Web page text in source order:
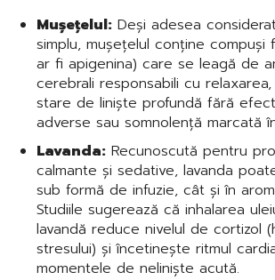
Mușețelul: Deși adesea
simplu, mușețelul conține compuși
ar fi apigenina) care se leagă de
cerebrali responsabili cu
stare de liniște profundă fără
adverse sau somnolență marcată
Lavanda: Recunoscută pentru
calmante și sedative, lavanda
sub formă de infuzie, cât și în
Studiile sugerează că inhalarea
lavandă reduce nivelul de cortizol
stresului) și încetinește ritmul
momentele de neliniște acută.